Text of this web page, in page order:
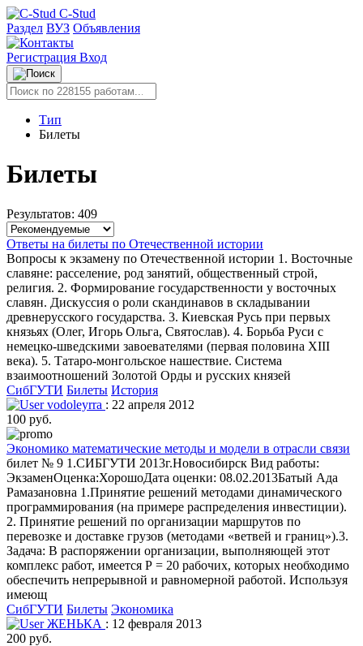
C-Stud
Раздел ВУЗ Объявления
Регистрация Вход
Тип
Билеты
Билеты
Результатов: 409
Ответы на билеты по Отечественной истории
Вопросы к экзамену по Отечественной истории 1. Восточные
славяне: расселение, род занятий, общественный строй,
религия. 2. Формирование государственности у восточных
славян. Дискуссия о роли скандинавов в складывании
древнерусского государства. 3. Киевская Русь при первых
князьях (Олег, Игорь Ольга, Святослав). 4. Борьба Руси с
немецко-шведскими завоевателями (первая половина XIII
века). 5. Татаро-монгольское нашествие. Система
взаимоотношений Золотой Орды и русских князей
СибГУТИ Билеты История
vodoleyrra : 22 апреля 2012
100 руб.
Экономико математические методы и модели в отрасли связи
билет № 9 1.СИБГУТИ 2013г.Новосибирск Вид работы:
ЭкзаменОценка:ХорошоДата оценки: 08.02.2013Батый Ада
Рамазановна 1.Принятие решений методами динамического
программирования (на примере распределения инвестиции).
2. Принятие решений по организации маршрутов по
перевозке и доставке грузов (методами «ветвей и границ»).3.
Задача: В распоряжении организации, выполняющей этот
комплекс работ, имеется Р = 20 рабочих, которых необходимо
обеспечить непрерывной и равномерной работой. Используя
имеющ
СибГУТИ Билеты Экономика
ЖЕНЬКА : 12 февраля 2013
200 руб.